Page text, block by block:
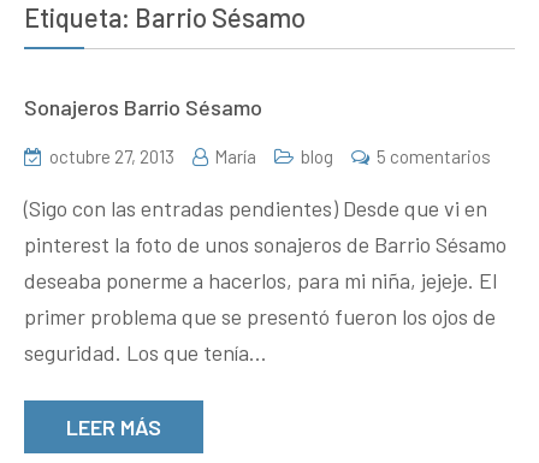
Etiqueta: Barrio Sésamo
Sonajeros Barrio Sésamo
octubre 27, 2013 María blog 5 comentarios
(Sigo con las entradas pendientes) Desde que vi en
pinterest la foto de unos sonajeros de Barrio Sésamo
deseaba ponerme a hacerlos, para mi niña, jejeje. El
primer problema que se presentó fueron los ojos de
seguridad. Los que tenía…
LEER MÁS